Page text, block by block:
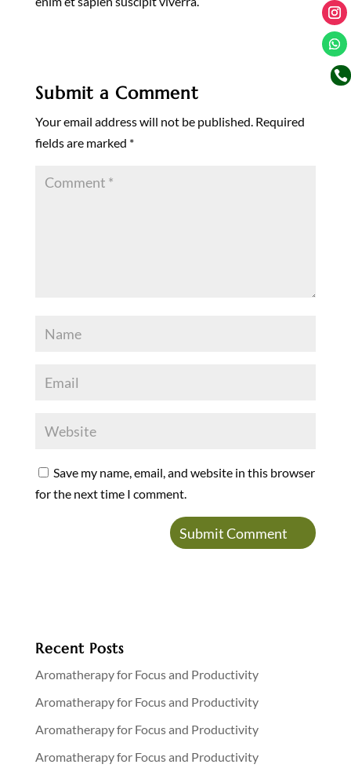
Submit a Comment
Your email address will not be published. Required
fields are marked *
Save my name, email, and website in this browser
for the next time I comment.
Recent Posts
Aromatherapy for Focus and Productivity
Aromatherapy for Focus and Productivity
Aromatherapy for Focus and Productivity
Aromatherapy for Focus and Productivity
